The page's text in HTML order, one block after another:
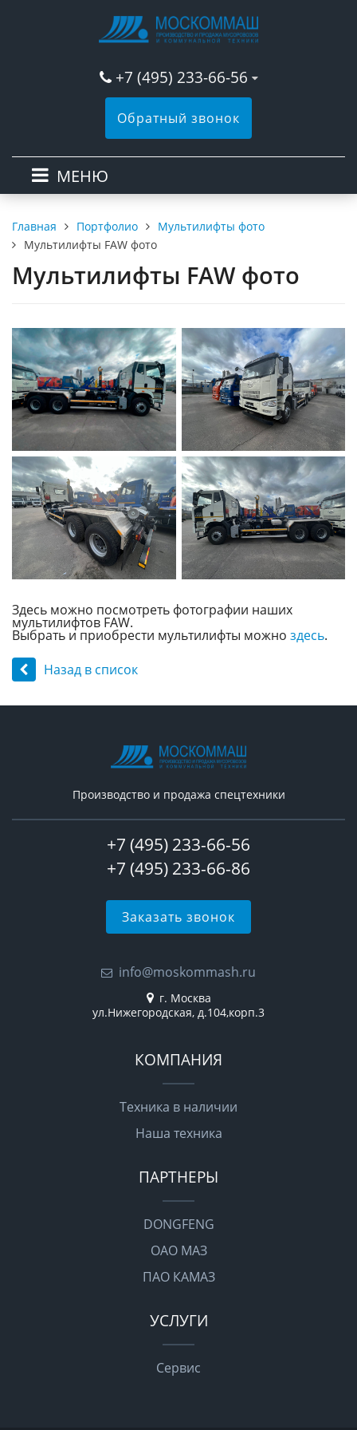
+7 (495) 233-66-56
Обратный звонок
МЕНЮ
Главная Портфолио
Мультилифты фото
Мультилифты FAW фото
Мультилифты FAW фото
Здесь можно посмотреть фотографии наших
мультилифтов FAW.
Выбрать и приобрести мультилифты можно здесь.
Назад в список
Производство и продажа спецтехники
+7 (495) 233-66-56
+7 (495) 233-66-86
Заказать звонок
info@moskommash.ru
г. Москва
ул.Нижегородская, д.104,корп.3
КОМПАНИЯ
Техника в наличии
Наша техника
ПАРТНЕРЫ
DONGFENG
ОАО МАЗ
ПАО КАМАЗ
УСЛУГИ
Сервис